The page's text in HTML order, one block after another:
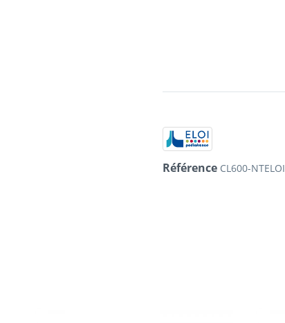
Référence CL600-NTELOI